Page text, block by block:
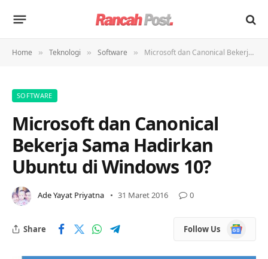
Home » Teknologi » Software » Microsoft dan Canonical Bekerja Sama Hadirkan Ubuntu di Windows 10?
SOFTWARE
Microsoft dan Canonical
Bekerja Sama Hadirkan
Ubuntu di Windows 10?
Ade Yayat Priyatna 31 Maret 2016 0
Share Follow Us
Google
News